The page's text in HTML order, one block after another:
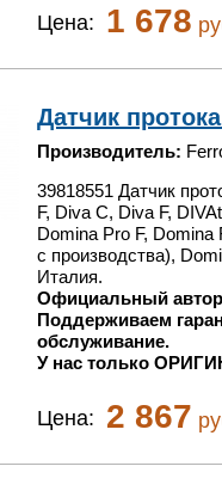
Цена: 1 678
Датчик
Производитель:
39818551 Датчик
F, Diva C, Diva F,
Domina Pro F,
с производства),
Италия.
Официальный
Поддерживаем
обслуживание.
У нас только
Цена: 2 867